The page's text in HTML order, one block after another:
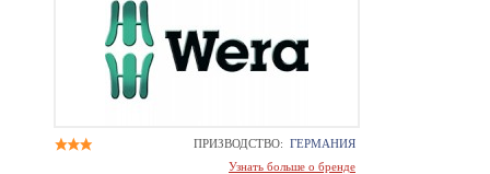
ПРИЗВОДСТВО: ГЕРМАНИЯ
Узнать больше о бренде